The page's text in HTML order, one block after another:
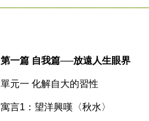
第一篇 自我篇──放遠人生眼界
單元一 化解自大的習性
寓言1：望洋興嘆〈秋水〉